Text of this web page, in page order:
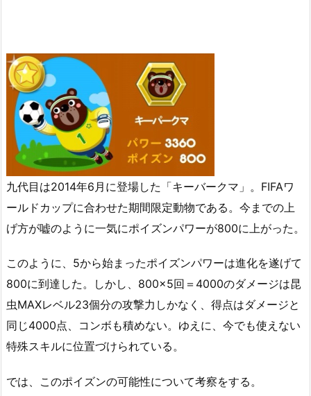
九代目は2014年6月に登場した「キーバークマ」。FIFAワ
ールドカップに合わせた期間限定動物である。今までの上
げ方が嘘のように一気にポイズンパワーが800に上がった。
このように、5から始まったポイズンパワーは進化を遂げて
800に到達した。しかし、800×5回＝4000のダメージは昆
虫MAXレベル23個分の攻撃力しかなく、得点はダメージと
同じ4000点、コンボも積めない。ゆえに、今でも使えない
特殊スキルに位置づけられている。
では、このポイズンの可能性について考察をする。